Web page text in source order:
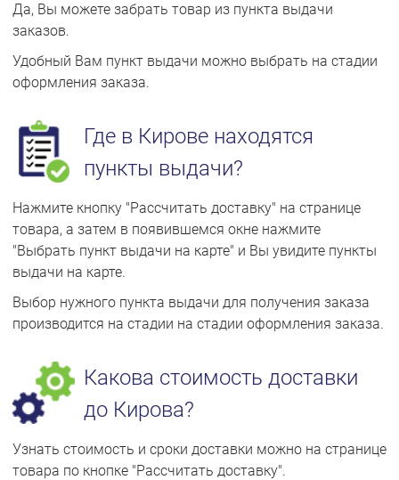
Да, Вы можете забрать товар из пункта выдачи
заказов.
Удобный Вам пункт выдачи можно выбрать на стадии
оформления заказа.
Где в Кирове находятся
пункты выдачи?
Нажмите кнопку "Рассчитать доставку" на странице
товара, а затем в появившемся окне нажмите
"Выбрать пункт выдачи на карте" и Вы увидите пункты
выдачи на карте.
Выбор нужного пункта выдачи для получения заказа
производится на стадии на стадии оформления заказа.
Какова стоимость доставки
до Кирова?
Узнать стоимость и сроки доставки можно на странице
товара по кнопке "Рассчитать доставку".